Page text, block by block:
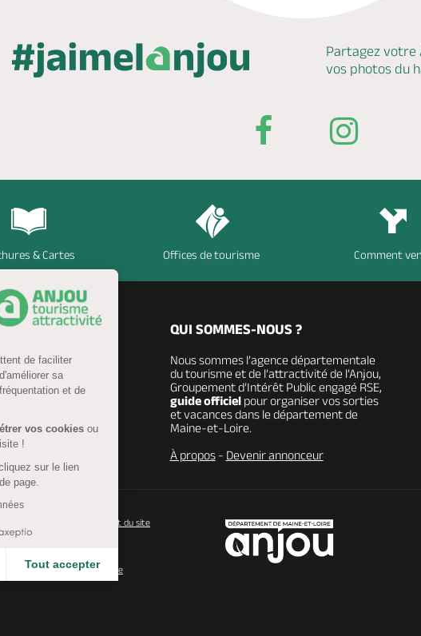
de faciliter
sa
et de
vos cookies ou
!
sur le lien
page.
Tout accepter
et de gérer vos paramètres de confidentialité, en garantissant
Partagez votre
vos photos du
& Cartes Offices de tourisme Comment
QUI SOMMES-NOUS ?
Nous sommes l’agence départementale
du tourisme et de l’attractivité de l’Anjou,
Groupement d’Intérêt Public engagé RSE,
guide officielpour organiser vos sorties
et vacances dans le département de
Maine-et-Loire.
À propos- Devenir annonceur
Fonctionnement du site
: partiellement conforme